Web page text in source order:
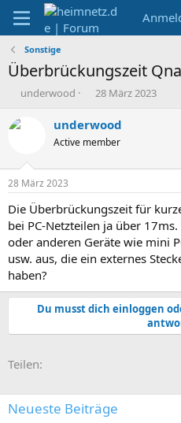
Sonstige
Überbrückungszeit
E
s
e
r
underwood
E
s
e
t
a
m
28 März 2023
underwood
Active member
28 März 2023
Die Überbrückungszeit für
bei PC-Netzteilen ja über
oder anderen Geräte wie mini
usw. aus, die ein externes
haben?
Du musst dich einloggen
Teilen:
Neueste Beiträge